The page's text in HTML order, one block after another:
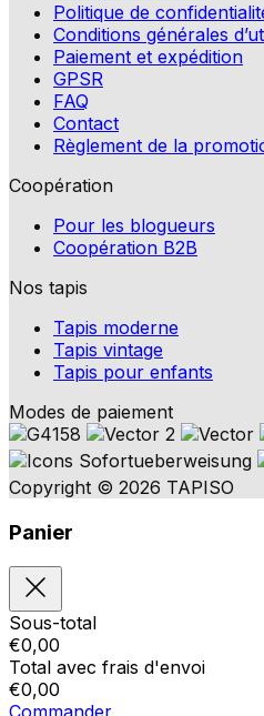
Politique de
Conditions générales
Paiement et expédition
GPSR
FAQ
Contact
Règlement de la
Coopération
Pour les blogueurs
Coopération B2B
Nos tapis
Tapis moderne
Tapis vintage
Tapis pour enfants
Modes de paiement
Copyright © 2026 TAPISO
Panier
Sous-total
€0,00
Total avec frais d'envoi
€0,00
Commander